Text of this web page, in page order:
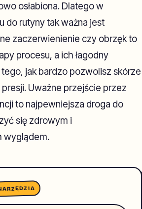
osłabiona. Dlatego w
do rutyny tak ważna jest
zaczerwienienie czy obrzęk to
procesu, a ich łagodny
jak bardzo pozwolisz skórze
Uważne przejście przez
to najpewniejsza droga do
się zdrowym i
wyglądem.